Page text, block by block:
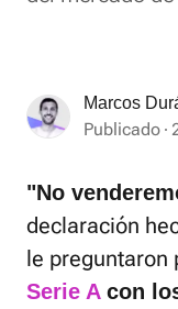
Marcos
Publicado
"No
declaración
le preguntaron
Serie Acon